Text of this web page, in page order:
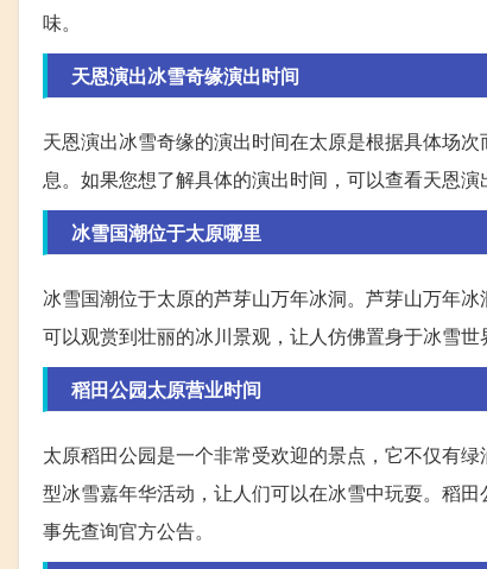
味。
天恩演出冰雪奇缘演出时间
天恩演出冰雪奇缘的演出时间在太原是根据具体场
息。如果您想了解具体的演出时间，可以查看天恩演
冰雪国潮位于太原哪里
冰雪国潮位于太原的芦芽山万年冰洞。芦芽山万年
可以观赏到壮丽的冰川景观，让人仿佛置身于冰雪世
稻田公园太原营业时间
太原稻田公园是一个非常受欢迎的景点，它不仅有
型冰雪嘉年华活动，让人们可以在冰雪中玩耍。稻
事先查询官方公告。